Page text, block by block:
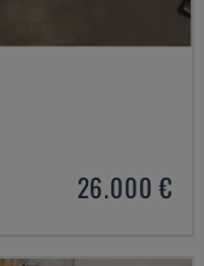
26.000 €